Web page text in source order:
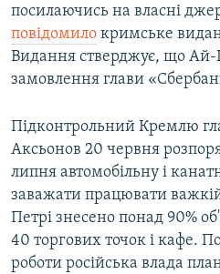
посилаючись на власні
повідомило кримське
Видання стверджує, що
замовлення глави
Підконтрольний Кремлю
Аксьонов 20 червня
липня автомобільну і
заважати працювати
Петрі знесено понад 90%
40 торгових точок і кафе.
роботи російська влада